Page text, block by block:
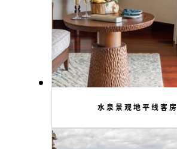
水泉景观地平线客房